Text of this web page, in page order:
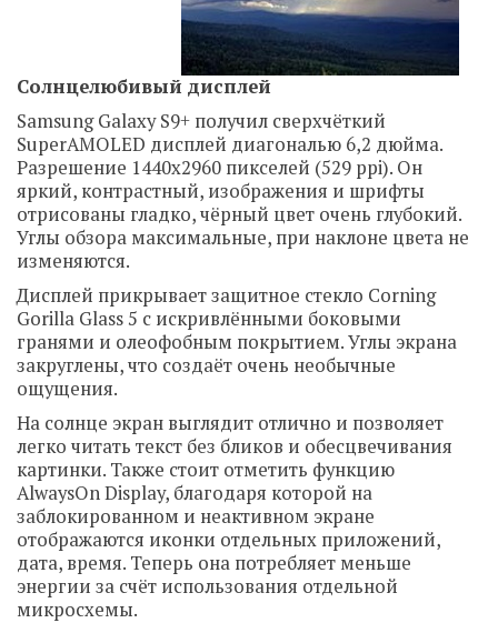
Солнцелюбивый дисплей
Samsung Galaxy S9+ получил сверхчёткий
SuperAMOLED дисплей диагональю 6,2 дюйма.
Разрешение 1440х2960 пикселей (529 ppi). Он
яркий, контрастный, изображения и шрифты
отрисованы гладко, чёрный цвет очень глубокий.
Углы обзора максимальные, при наклоне цвета не
изменяются.
Дисплей прикрывает защитное стекло Corning
Gorilla Glass 5 с искривлёнными боковыми
гранями и олеофобным покрытием. Углы экрана
закруглены, что создаёт очень необычные
ощущения.
На солнце экран выглядит отлично и позволяет
легко читать текст без бликов и обесцвечивания
картинки. Также стоит отметить функцию
AlwaysOn Display, благодаря которой на
заблокированном и неактивном экране
отображаются иконки отдельных приложений,
дата, время. Теперь она потребляет меньше
энергии за счёт использования отдельной
микросхемы.